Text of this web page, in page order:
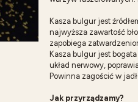
Kasza bulgur jest
najwyższa zawartość
zapobiega
Kasza bulgur jest
układ nerwowy,
Powinna zagościć w
Jak przyrządzamy?